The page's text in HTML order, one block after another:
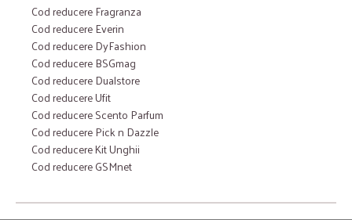
Cod reducere Fragranza
Cod reducere Everin
Cod reducere DyFashion
Cod reducere BSGmag
Cod reducere Dualstore
Cod reducere Ufit
Cod reducere Scento Parfum
Cod reducere Pick n Dazzle
Cod reducere Kit Unghii
Cod reducere GSMnet